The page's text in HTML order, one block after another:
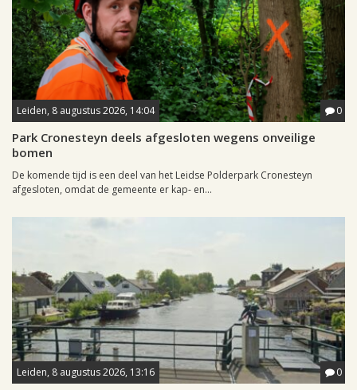
Leiden, 8 augustus 2026, 14:04 0
Park Cronesteyn deels afgesloten wegens onveilige
bomen
De komende tijd is een deel van het Leidse Polderpark Cronesteyn
afgesloten, omdat de gemeente er kap- en...
Leiden, 8 augustus 2026, 13:16 0